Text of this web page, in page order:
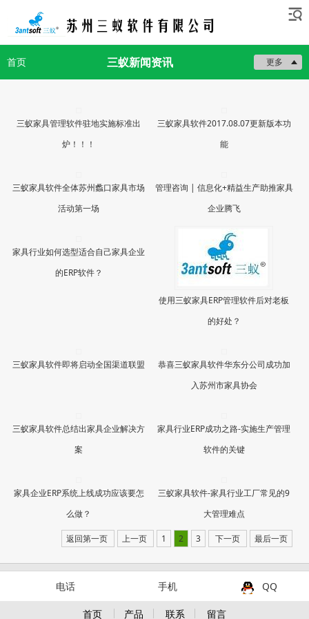
首页 更多
三蚁新闻资讯
三蚁家具管理软件驻地实施标准出
炉！！！
三蚁家具软件2017.08.07更新版本功
能
三蚁家具软件全体苏州蠡口家具市场
活动第一场
管理咨询 | 信息化+精益生产助推家具
企业腾飞
家具行业如何选型适合自己家具企业
的ERP软件？
使用三蚁家具ERP管理软件后对老板
的好处？
三蚁家具软件即将启动全国渠道联盟
恭喜三蚁家具软件华东分公司成功加
入苏州市家具协会
三蚁家具软件总结出家具企业解决方
案
家具行业ERP成功之路-实施生产管理
软件的关键
家具企业ERP系统上线成功应该要怎
么做？
三蚁家具软件-家具行业工厂常见的9
大管理难点
返回第一页 上一页 1 2 3 下一页 最后一页
电话 手机 QQ
首页 产品 联系 留言